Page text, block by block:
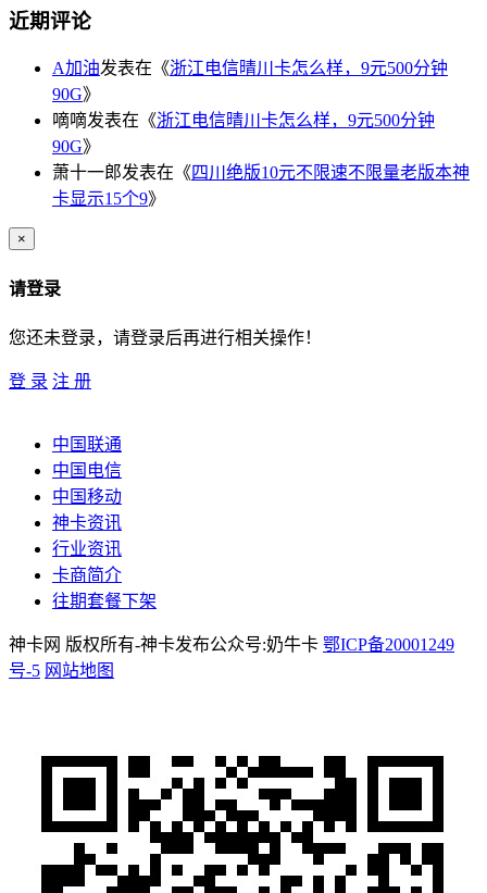
近期评论
A加油发表在《浙江电信晴川卡怎么样，9元500分钟
90G》
嘀嘀发表在《浙江电信晴川卡怎么样，9元500分钟
90G》
萧十一郎发表在《四川绝版10元不限速不限量老版本神
卡显示15个9》
×
请登录
您还未登录，请登录后再进行相关操作！
登 录 注 册
中国联通
中国电信
中国移动
神卡资讯
行业资讯
卡商简介
往期套餐下架
神卡网 版权所有-神卡发布公众号:奶牛卡 鄂ICP备20001249
号-5 网站地图